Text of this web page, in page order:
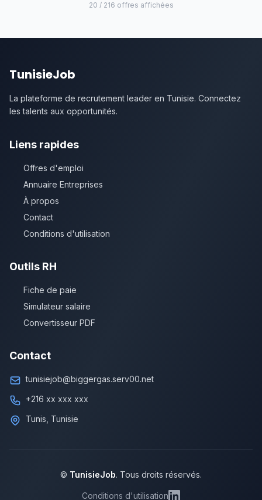
20 / 216 offres affichées
TunisieJob
La plateforme de recrutement leader en Tunisie. Connectez
les talents aux opportunités.
Liens rapides
Offres d'emploi
Annuaire Entreprises
À propos
Contact
Conditions d'utilisation
Outils RH
Fiche de paie
Simulateur salaire
Convertisseur PDF
Contact
tunisiejob@biggergas.serv00.net
+216 xx xxx xxx
Tunis, Tunisie
© TunisieJob. Tous droits réservés.
Conditions d'utilisation